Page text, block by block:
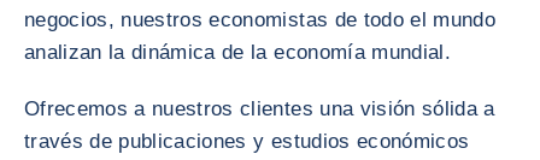
negocios, nuestros economistas de todo el mundo
analizan la dinámica de la economía mundial.
Ofrecemos a nuestros clientes una visión sólida a
través de publicaciones y estudios económicos